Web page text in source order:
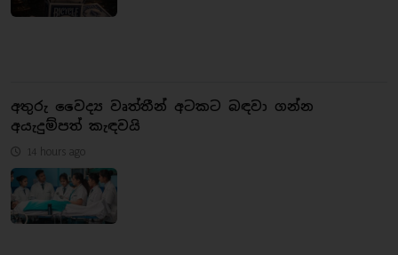
අතුරු වෛද්‍ය වෘත්තීන් අටකට බඳවා ගන්න
අයැදුම්පත් කැඳවයි
14 hours ago